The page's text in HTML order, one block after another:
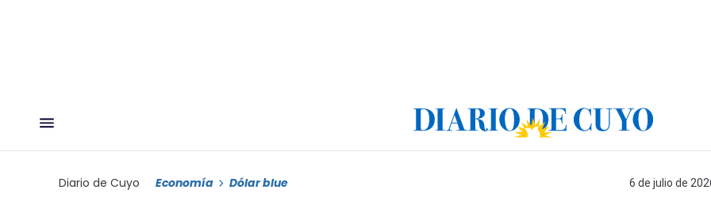
Diario de Cuyo Economía Dólar blue 6 de julio de